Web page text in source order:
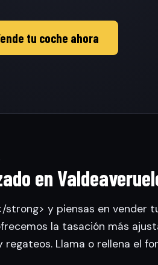
tu coche ahora
en
strong> y piensas en vender
la tasación más
Llama o rellena el